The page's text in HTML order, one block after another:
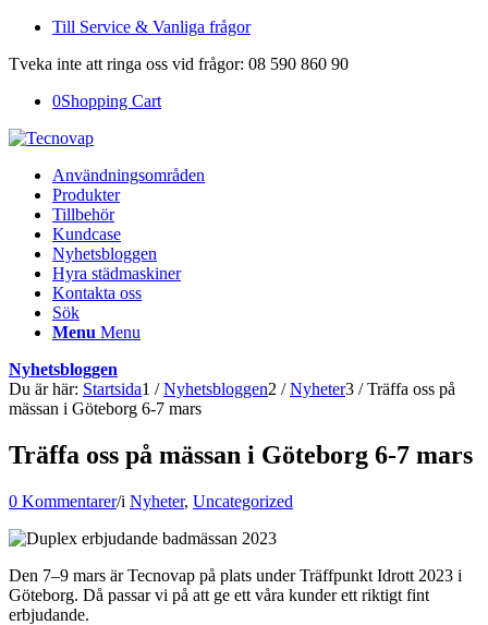
Till Service & Vanliga frågor
Tveka inte att ringa oss vid frågor: 08 590 860 90
0Shopping Cart
Användningsområden
Produkter
Tillbehör
Kundcase
Nyhetsbloggen
Hyra städmaskiner
Kontakta oss
Sök
Menu Menu
Nyhetsbloggen
Du är här: Startsida1 / Nyhetsbloggen2 / Nyheter3 / Träffa oss på
mässan i Göteborg 6-7 mars
Träffa oss på mässan i Göteborg 6-7 mars
0 Kommentarer/i Nyheter, Uncategorized
Den 7–9 mars är Tecnovap på plats under Träffpunkt Idrott 2023 i
Göteborg. Då passar vi på att ge ett våra kunder ett riktigt fint
erbjudande.